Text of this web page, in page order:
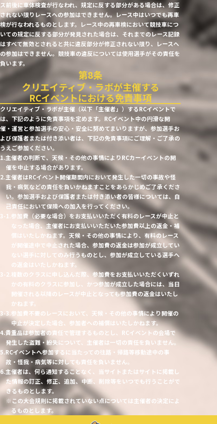
ス前後に車体検査が行なわれ、規定に反する部分がある場合は、修正
されない限りレースへの参加はできません。レース中はいつでも再車
検が行なわれるものとします。レース中の再車検において競技車につ
いての規定に反する部分が発見された場合は、それまでのレース記録
はすべて無効とされると共に違反部分が修正されない限り、レースへ
の参加はできません。競技車の違反については使用選手がその責任を
負います。
クリエイティブ・ラボが主催する
RCイベントにおける免責事項
クリエイティブ・ラボが主催（以下「主催者」）するRCイベントで
は、下記のように免責事項を定めます。RCイベント中の円滑な開
催・運営と参加選手の安心・安全に努めてまいりますが、参加選手お
よび保護者または付き添い者は、下記の免責事項にご理解・ご了承の
うえご参加ください。
1.主催者の判断で、天候・その他の事情によりRCカーイベントの開
催を中止する場合があります。
2.主催者はRCイベント開催期間内において発生した一切の事故や怪
我・病気などの責任を負いかねますことをあらかじめご了承くださ
い。参加選手および保護者または付き添い者の皆様については、自
己責任において保険への加入を行ってください。
3-1.参加費（必要な場合）をお支払いいただく有料のレースが中止と
なった場合、主催者にお支払いいただいた参加費以上の返金・補
償はいたしかねます。天候・その他の事情により、有料のレース
が開催途中で中止された場合、参加費の返金は参加が成立してい
ない選手に対してのみ行うものとし、参加が成立している選手へ
の返金はいたしかねます。
3-2.複数のクラスに申し込んだ際、参加費をお支払いいただくいずれ
かの有料のクラスに参加し、かつ参加が成立した場合には、当日
開催される以降のレースが中止となっても参加費の返金はいたし
かねます。
3-3.参加費不要のレースにおいて、天候・その他の事情により開催の
中止が決定した場合、参加者への補償はいたしかねます。
4.貴重品は参加者の責任で管理するものとし、RCイベントの会場で
発生した盗難・紛失について、主催者は一切の責任を負いません。
5.RCイベントへ参加するに当たっての往路・帰路等移動途中の事
故・怪我・病気等に対しても責任を負いません。
6.主催者は、何ら通知することなく、当サイトまたはサイトに掲載し
た情報の訂正、修正、追加、中断、削除等をいつでも行うことがで
きるものとします。
※この大会規則に掲載されていない点については主催者の決定によ
るものとします。